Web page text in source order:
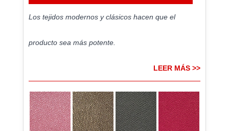
Los tejidos modernos y clásicos hacen que el
producto sea más potente.
LEER MÁS >>